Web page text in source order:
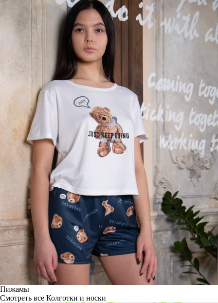
Пижамы
Смотреть все Колготки и носки